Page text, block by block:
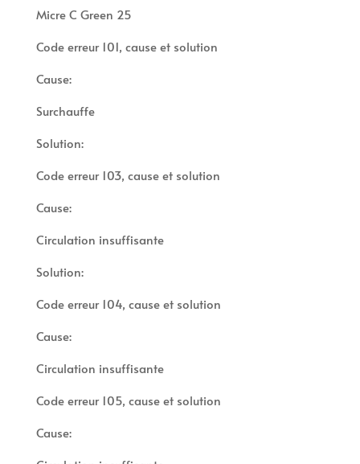
Micre C Green 25
Code erreur 101, cause et solution
Cause:
Surchauffe
Solution:
Code erreur 103, cause et solution
Cause:
Circulation insuffisante
Solution:
Code erreur 104, cause et solution
Cause:
Circulation insuffisante
Code erreur 105, cause et solution
Cause: